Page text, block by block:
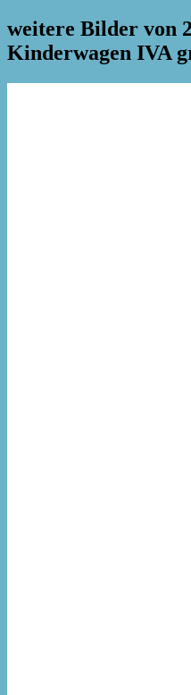
weitere Bilder von
Kinderwagen IVA